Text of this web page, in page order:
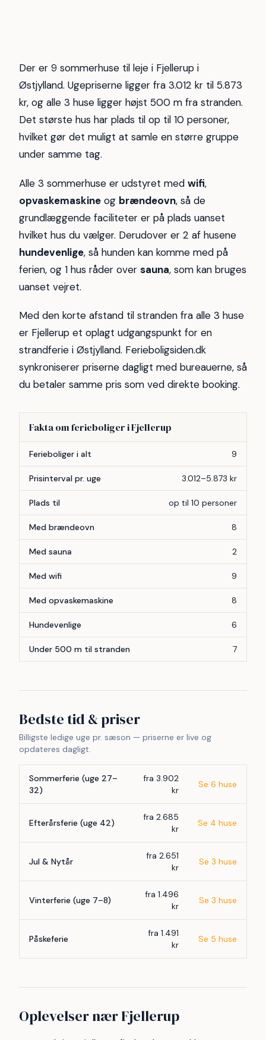
Der er 9 sommerhuse til leje i Fjellerup i
Østjylland. Ugepriserne ligger fra 3.012 kr til 5.873
kr, og alle 3 huse ligger højst 500 m fra stranden.
Det største hus har plads til op til 10 personer,
hvilket gør det muligt at samle en større gruppe
under samme tag.
Alle 3 sommerhuse er udstyret med wifi,
opvaskemaskine og brændeovn, så de
grundlæggende faciliteter er på plads uanset
hvilket hus du vælger. Derudover er 2 af husene
hundevenlige, så hunden kan komme med på
ferien, og 1 hus råder over sauna, som kan bruges
uanset vejret.
Med den korte afstand til stranden fra alle 3 huse
er Fjellerup et oplagt udgangspunkt for en
strandferie i Østjylland. Ferieboligsiden.dk
synkroniserer priserne dagligt med bureauerne, så
du betaler samme pris som ved direkte booking.
Fakta om ferieboliger i Fjellerup
Ferieboliger i alt 9
Prisinterval pr. uge 3.012–5.873 kr
Plads til op til 10 personer
Med brændeovn 8
Med sauna 2
Med wifi 9
Med opvaskemaskine 8
Hundevenlige 6
Under 500 m til stranden 7
Bedste tid & priser
Billigste ledige uge pr. sæson — priserne er live og
opdateres dagligt.
Sommerferie (uge 27–
32)
fra 3.902
kr
Se 6 huse
Efterårsferie (uge 42)
fra 2.685
kr
Se 4 huse
Jul & Nytår
fra 2.651
kr
Se 3 huse
Vinterferie (uge 7–8)
fra 1.496
kr
Se 3 huse
Påskeferie
fra 1.491
kr
Se 5 huse
Oplevelser nær Fjellerup